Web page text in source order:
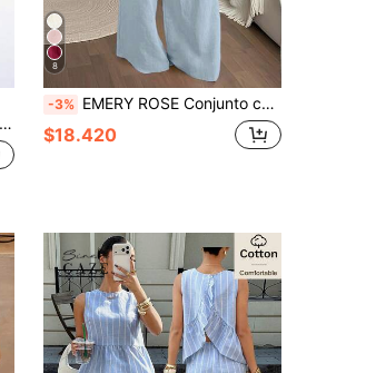
8
-3% EMERY ROSE Conjunto casual de 2 piezas de top de tirantes de un solo pecho con cinturón y pantalones de pierna ancha de unicolor para mujer
$18.420